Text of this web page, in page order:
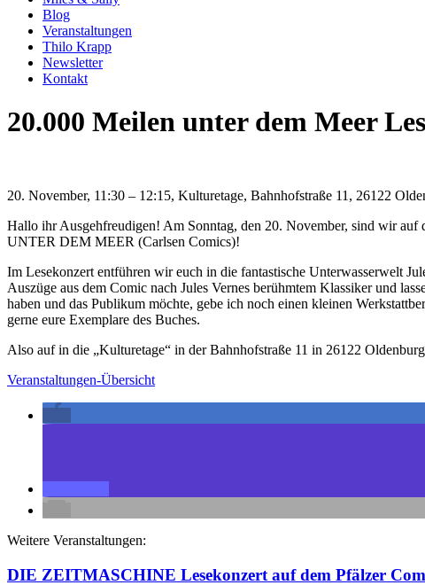
Blog
Veranstaltungen
Thilo Krapp
Newsletter
Kontakt
20.000 Meilen unter dem Meer
20. November, 11:30 – 12:15, Kulturetage, Bahnhofstraße 11, 26122
Hallo ihr Ausgehfreudigen! Am Sonntag, den 20. November, sind wir
UNTER DEM MEER (Carlsen Comics)!
Im Lesekonzert entführen wir euch in die fantastische Unterwasserwelt
Auszüge aus dem Comic nach Jules Vernes berühmtem Klassiker und
haben und das Publikum möchte, gebe ich noch einen kleinen
gerne eure Exemplare des Buches.
Also auf in die „Kulturetage“ in der Bahnhofstraße 11 in 26122
Veranstaltungen-Übersicht
Weitere Veranstaltungen:
DIE ZEITMASCHINE Lesekonzert auf dem Pfälzer